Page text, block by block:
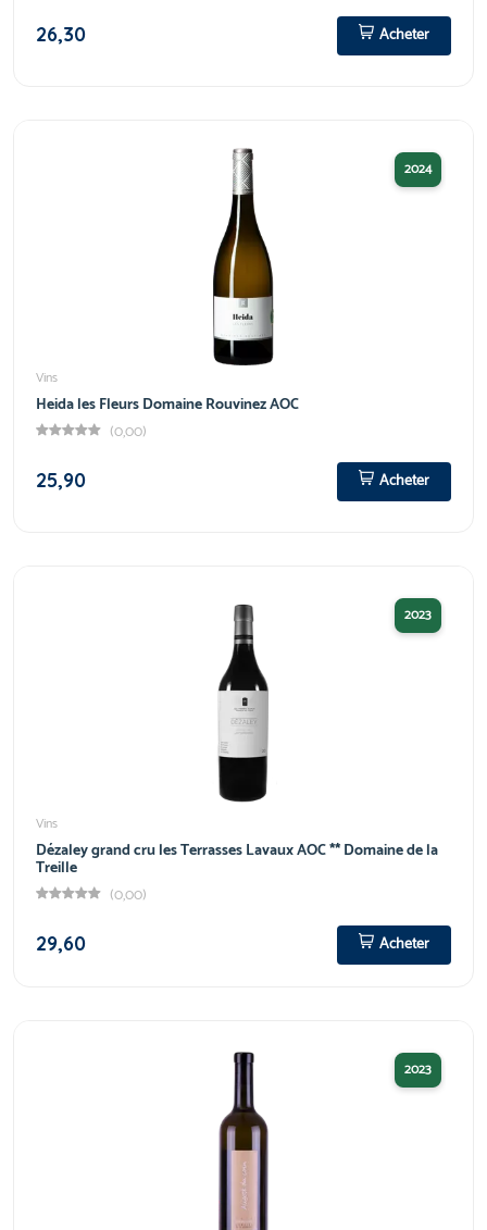
26,30 Acheter
2024
Vins
Heida les Fleurs Domaine Rouvinez AOC
(0,00)
25,90
Acheter
2023
Vins
Dézaley grand cru les Terrasses Lavaux AOC ** Domaine de la
Treille
(0,00)
29,60
Acheter
2023